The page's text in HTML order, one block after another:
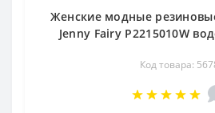
Женские модные
Jenny Fairy P2215010W
Код товара: